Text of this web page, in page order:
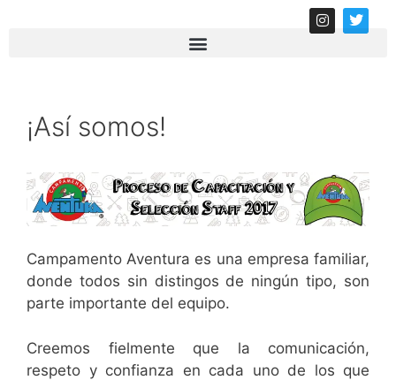
¡Así somos!
Campamento Aventura es una empresa familiar,
donde todos sin distingos de ningún tipo, son
parte importante del equipo.
Creemos fielmente que la comunicación,
respeto y confianza en cada uno de los que